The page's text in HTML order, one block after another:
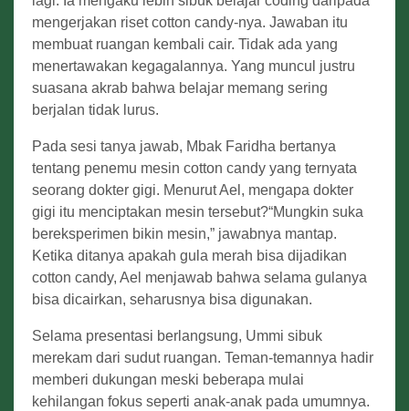
mengerjakan riset cotton candy-nya. Jawaban itu
membuat ruangan kembali cair. Tidak ada yang
menertawakan kegagalannya. Yang muncul justru
suasana akrab bahwa belajar memang sering
berjalan tidak lurus.
Pada sesi tanya jawab, Mbak Faridha bertanya
tentang penemu mesin cotton candy yang ternyata
seorang dokter gigi. Menurut Ael, mengapa dokter
gigi itu menciptakan mesin tersebut?“Mungkin suka
bereksperimen bikin mesin,” jawabnya mantap.
Ketika ditanya apakah gula merah bisa dijadikan
cotton candy, Ael menjawab bahwa selama gulanya
bisa dicairkan, seharusnya bisa digunakan.
Selama presentasi berlangsung, Ummi sibuk
merekam dari sudut ruangan. Teman-temannya hadir
memberi dukungan meski beberapa mulai
kehilangan fokus seperti anak-anak pada umumnya.